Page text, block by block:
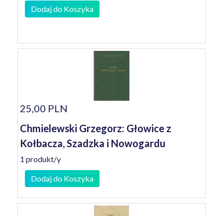
Dodaj do Koszyka
25,00 PLN
Chmielewski Grzegorz: Głowice z
Kołbacza, Szadzka i Nowogardu
1 produkt/y
Dodaj do Koszyka